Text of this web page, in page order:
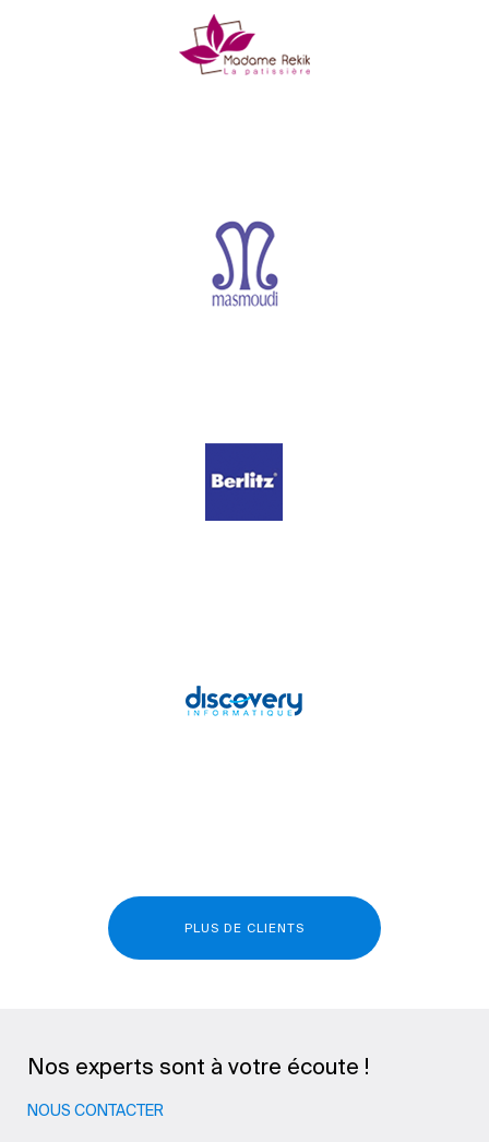
PLUS DE CLIENTS
Nos experts sont à votre écoute !
NOUS CONTACTER